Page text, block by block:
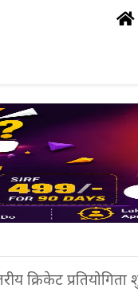
क्रिकेट